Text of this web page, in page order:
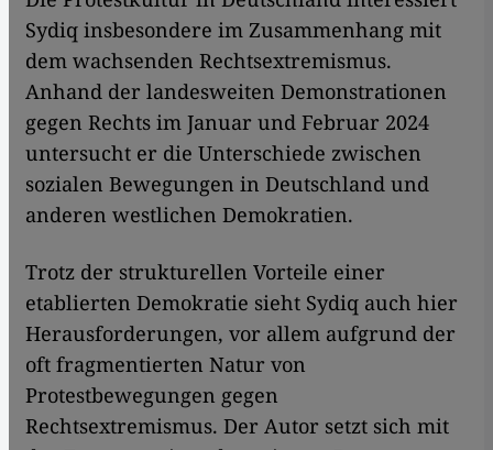
Sydiq insbesondere im Zusammenhang mit
dem wachsenden Rechtsextremismus.
Anhand der landesweiten Demonstrationen
gegen Rechts im Januar und Februar 2024
untersucht er die Unterschiede zwischen
sozialen Bewegungen in Deutschland und
anderen westlichen Demokratien.
Trotz der strukturellen Vorteile einer
etablierten Demokratie sieht Sydiq auch hier
Herausforderungen, vor allem aufgrund der
oft fragmentierten Natur von
Protestbewegungen gegen
Rechtsextremismus. Der Autor setzt sich mit